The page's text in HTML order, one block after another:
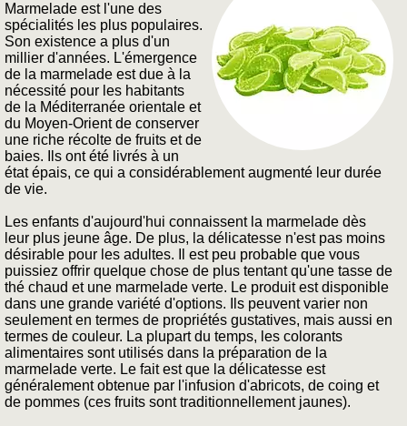
Marmelade est l'une des
spécialités les plus populaires.
Son existence a plus d'un
millier d'années. L'émergence
de la marmelade est due à la
nécessité pour les habitants
de la Méditerranée orientale et
du Moyen-Orient de conserver
une riche récolte de fruits et de
baies. Ils ont été livrés à un
état épais, ce qui a considérablement augmenté leur durée
de vie.
Les enfants d'aujourd'hui connaissent la marmelade dès
leur plus jeune âge. De plus, la délicatesse n'est pas moins
désirable pour les adultes. Il est peu probable que vous
puissiez offrir quelque chose de plus tentant qu'une tasse de
thé chaud et une marmelade verte. Le produit est disponible
dans une grande variété d'options. Ils peuvent varier non
seulement en termes de propriétés gustatives, mais aussi en
termes de couleur. La plupart du temps, les colorants
alimentaires sont utilisés dans la préparation de la
marmelade verte. Le fait est que la délicatesse est
généralement obtenue par l'infusion d'abricots, de coing et
de pommes (ces fruits sont traditionnellement jaunes).